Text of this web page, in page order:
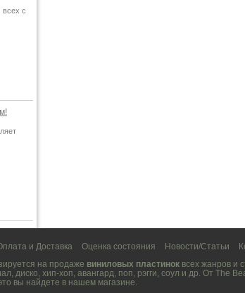
всех с
и Доставка Оценка состояния Новости/Статьи
на продаже виниловых пластинок всех жанров и
, диско, хип-хоп, авангард, поп, рэгги, соул и др. От The
вы найдете в нашем магазине.